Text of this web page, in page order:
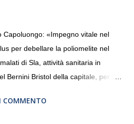
Capoluongo: «Impegno vitale nel
per debellare la poliomelite nel
di Sla, attività sanitaria in
Bernini Bristol della capitale, per la
Club Roma Sud-Est che festeggia
per raccontare al
COMMENTO